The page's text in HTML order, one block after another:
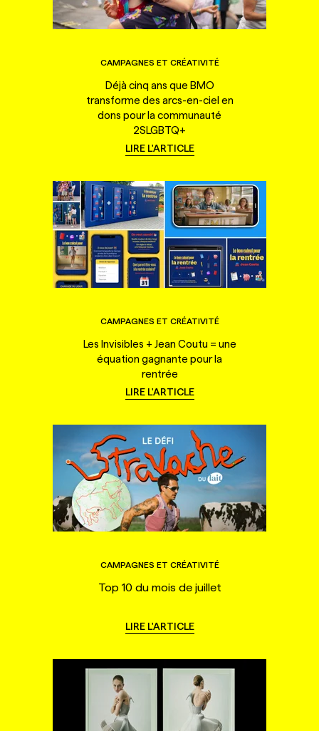
CAMPAGNES ET CRÉATIVITÉ
Déjà cinq ans que BMO
transforme des arcs-en-ciel en
dons pour la communauté
2SLGBTQ+
LIRE L'ARTICLE
CAMPAGNES ET CRÉATIVITÉ
Les Invisibles + Jean Coutu = une
équation gagnante pour la
rentrée
LIRE L'ARTICLE
CAMPAGNES ET CRÉATIVITÉ
Top 10 du mois de juillet
LIRE L'ARTICLE